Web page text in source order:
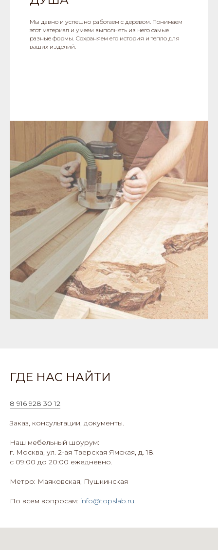
Мы давно и успешно работаем с деревом. Понимаем
этот материал и умеем выполнять из него самые
разные формы. Сохраняем его история и тепло для
ваших изделий.
ГДЕ НАС НАЙТИ
8 916 928 30 12
Заказ, консультации, документы.
Наш мебельный шоурум:
г. Москва, ул. 2-ая Тверская Ямская, д. 18.
с 09:00 до 20:00 ежедневно.
Метро: Маяковская, Пушкинская
По всем вопросам: info@topslab.ru